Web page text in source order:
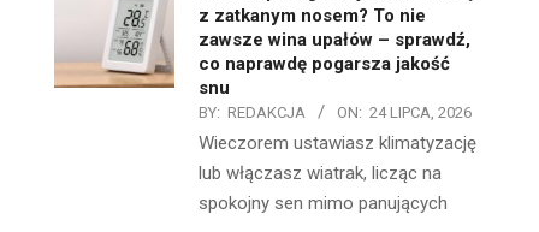
z zatkanym nosem? To nie
zawsze wina upałów – sprawdź,
co naprawdę pogarsza jakość
snu
BY: REDAKCJA ON: 24 LIPCA, 2026
Wieczorem ustawiasz klimatyzację
lub włączasz wiatrak, licząc na
spokojny sen mimo panujących